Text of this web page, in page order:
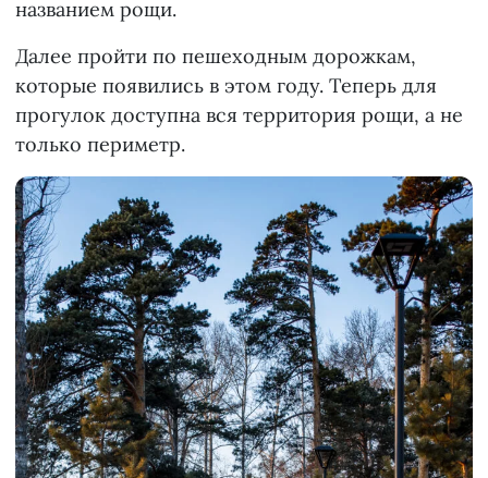
названием рощи.
Далее пройти по пешеходным дорожкам,
которые появились в этом году. Теперь для
прогулок доступна вся территория рощи, а не
только периметр.